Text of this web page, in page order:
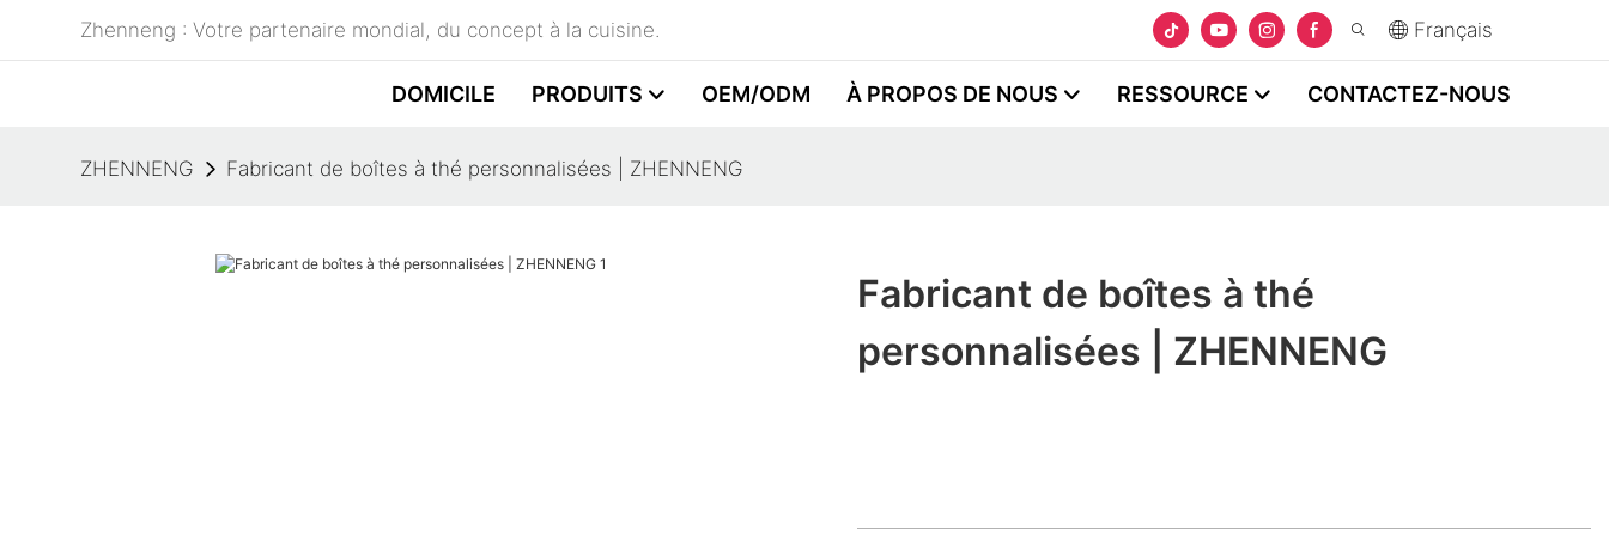
Zhenneng : Votre partenaire mondial, du concept à la cuisine. Français
DOMICILE PRODUITS OEM/ODM À PROPOS DE NOUS RESSOURCE CONTACTEZ-NOUS
ZHENNENG Fabricant de boîtes à thé personnalisées | ZHENNENG
Fabricant de boîtes à thé
personnalisées | ZHENNENG